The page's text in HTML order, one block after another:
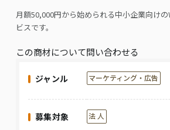
月額50,000円から始められる中小企業向け
ビスです。
この商材について問い合わせる
ジャンル マーケティング・広告
募集対象 法 人